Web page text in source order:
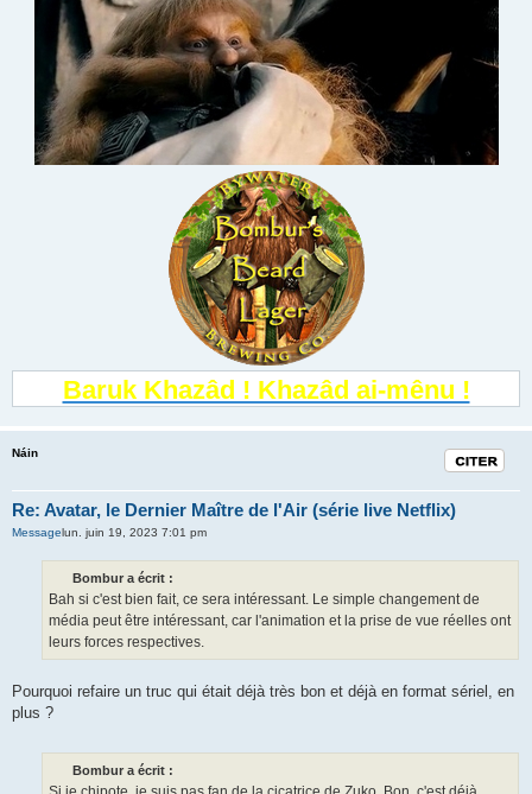
Baruk Khazâd ! Khazâd ai-mênu !
Náin
Re: Avatar, le Dernier Maître de l'Air (série live Netflix)
Citation
Messagelun. juin 19, 2023 7:01 pm
Bombur a écrit :
Bah si c'est bien fait, ce sera intéressant. Le simple changement de
média peut être intéressant, car l'animation et la prise de vue réelles ont
leurs forces respectives.
Pourquoi refaire un truc qui était déjà très bon et déjà en format sériel, en
plus ?
Bombur a écrit :